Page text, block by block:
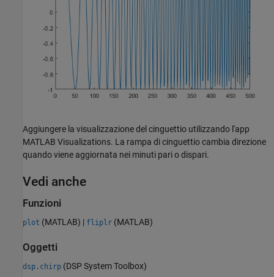
Aggiungere la visualizzazione del cinguettio utilizzando l'app
MATLAB Visualizations. La rampa di cinguettio cambia direzione
quando viene aggiornata nei minuti pari o dispari.
Vedi anche
Funzioni
plot (MATLAB) | fliplr (MATLAB)
Oggetti
dsp.chirp (DSP System Toolbox)